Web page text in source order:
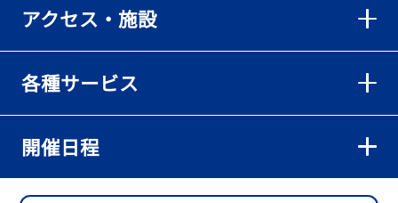
アクセス・施設
各種サービス
開催日程